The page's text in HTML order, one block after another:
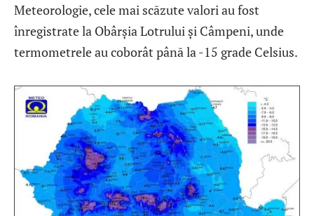
Meteorologie, cele mai scăzute valori au fost
înregistrate la Obârșia Lotrului și Câmpeni, unde
termometrele au coborât până la -15 grade Celsius.